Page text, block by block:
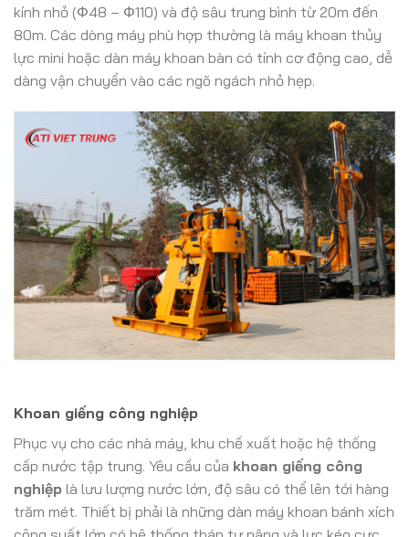
kính nhỏ (Φ48 – Φ110) và độ sâu trung bình từ 20m đến
80m. Các dòng máy phù hợp thường là máy khoan thủy
lực mini hoặc dàn máy khoan bàn có tính cơ động cao, dễ
dàng vận chuyển vào các ngõ ngách nhỏ hẹp.
Khoan giếng công nghiệp
Phục vụ cho các nhà máy, khu chế xuất hoặc hệ thống
cấp nước tập trung. Yêu cầu của khoan giếng công
nghiệp là lưu lượng nước lớn, độ sâu có thể lên tới hàng
trăm mét. Thiết bị phải là những dàn máy khoan bánh xích